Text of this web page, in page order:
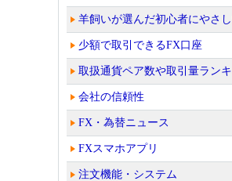
羊飼いが選んだ初心者にやさ
少額で取引できるFX口座
取扱通貨ペア数や取引量ラン
会社の信頼性
FX・為替ニュース
FXスマホアプリ
注文機能・システム